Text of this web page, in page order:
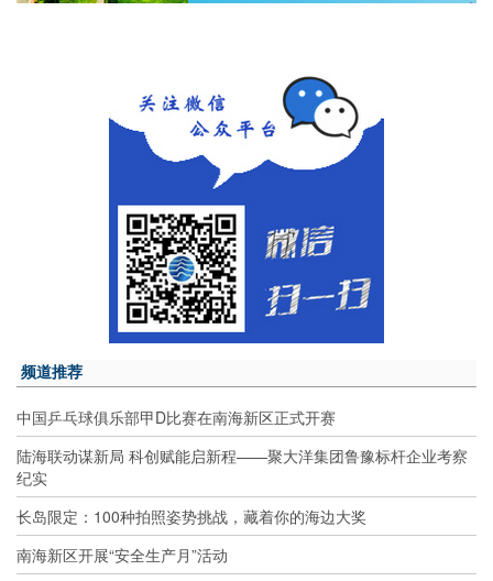
频道推荐
中国乒乓球俱乐部甲D比赛在南海新区正式开赛
陆海联动谋新局 科创赋能启新程——聚大洋集团鲁豫标杆企业考察
纪实
长岛限定：100种拍照姿势挑战，藏着你的海边大奖
南海新区开展“安全生产月”活动